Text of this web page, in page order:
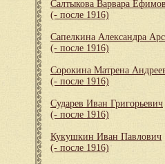
Салтыкова Варвара
(- после 1916)
Сапелкина Александра
(- после 1916)
Сорокина Матрена
(- после 1916)
Сударев Иван Григорьевич
(- после 1916)
Кукушкин Иван Павлович
(- после 1916)